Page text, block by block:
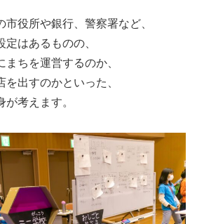
市役所や銀行、警察署など、
はあるものの、
ちを運営するのか、
出すのかといった、
考えます。